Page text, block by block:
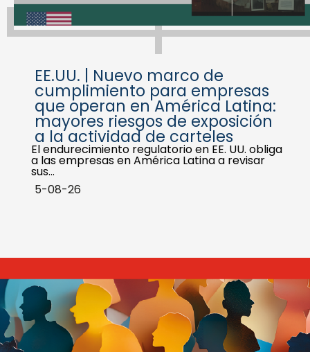
EE.UU. | Nuevo marco de
cumplimiento para empresas
que operan en América Latina:
mayores riesgos de exposición
a la actividad de carteles
5-08-26
El endurecimiento regulatorio en EE. UU. obliga
a las empresas en América Latina a revisar
sus…